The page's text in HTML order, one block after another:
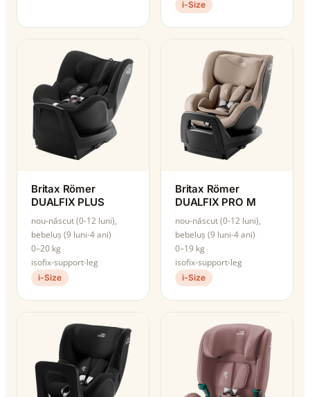
i-Size
Britax Römer
DUALFIX PLUS
nou-născut (0-12 luni),
bebeluș (9 luni-4 ani)
0–20 kg
isofix-support-leg
i-Size
Britax Römer
DUALFIX PRO M
nou-născut (0-12 luni),
bebeluș (9 luni-4 ani)
0–19 kg
isofix-support-leg
i-Size